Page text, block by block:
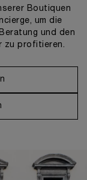
Boutiquen
um die
und den
zu profitieren.